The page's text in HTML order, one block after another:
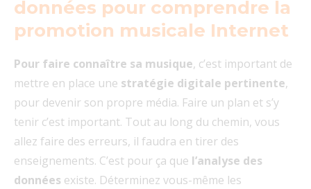
données pour comprendre la
promotion musicale Internet
Pour faire connaître sa musique, c’est important de
mettre en place une stratégie digitale pertinente,
pour devenir son propre média. Faire un plan et s’y
tenir c’est important. Tout au long du chemin, vous
allez faire des erreurs, il faudra en tirer des
enseignements. C’est pour ça que l’analyse des
données existe. Déterminez vous-même les